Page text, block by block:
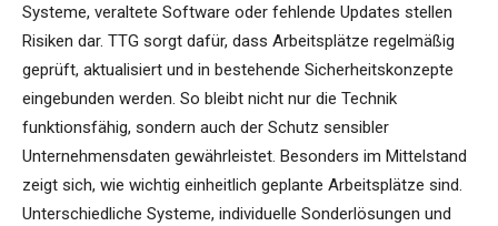
Systeme, veraltete Software oder fehlende Updates stellen
Risiken dar. TTG sorgt dafür, dass Arbeitsplätze regelmäßig
geprüft, aktualisiert und in bestehende Sicherheitskonzepte
eingebunden werden. So bleibt nicht nur die Technik
funktionsfähig, sondern auch der Schutz sensibler
Unternehmensdaten gewährleistet. Besonders im Mittelstand
zeigt sich, wie wichtig einheitlich geplante Arbeitsplätze sind.
Unterschiedliche Systeme, individuelle Sonderlösungen und